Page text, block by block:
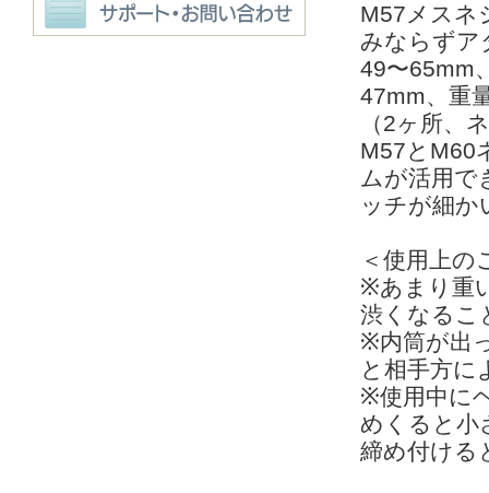
M57メスネ
みならずア
49〜65mm
47mm、重
（2ヶ所、
M57とM60
ムが活用で
ッチが細か
＜使用上の
※あまり重
渋くなるこ
※内筒が出
と相手方に
※使用中に
めくると小
締め付ける